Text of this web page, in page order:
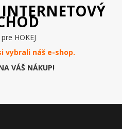
HOKEJ
vybrali náš e-shop.
VÁŠ NÁKUP!